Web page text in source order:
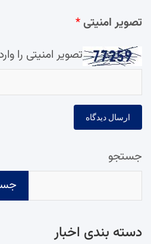
تصویر امنیتی*
تصویر امنیتی را
جستجو
دسته‌ بندی اخبار